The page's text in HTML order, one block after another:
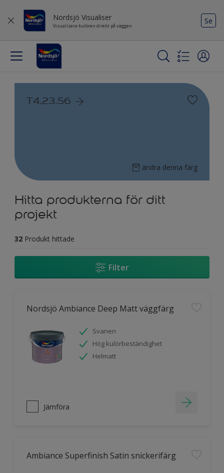
Nordsjö Visualiser
Visualisera kulören direkt på väggen
Se
T4.23.56
ändra denna färg
Hitta produkterna för ditt
projekt
32 Produkt hittade
Filter
Nordsjö Ambiance Deep Matt väggfärg
Svanen
Hög kulörbeständighet
Helmatt
Jämföra
Ambiance Superfinish Satin snickerifärg